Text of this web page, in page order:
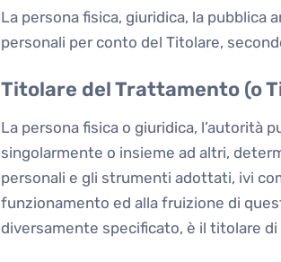
La persona fisica, giuridica, la
personali per conto del Titolare,
Titolare del Trattamento (o
La persona fisica o giuridica, l’autorità
singolarmente o insieme ad altri,
personali e gli strumenti adottati, ivi
funzionamento ed alla fruizione di
diversamente specificato, è il titolare di